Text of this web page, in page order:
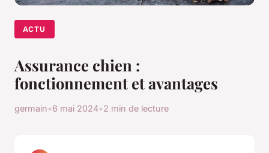
ACTU
Assurance chien :
fonctionnement et avantages
germain•6 mai 2024•2 min de lecture